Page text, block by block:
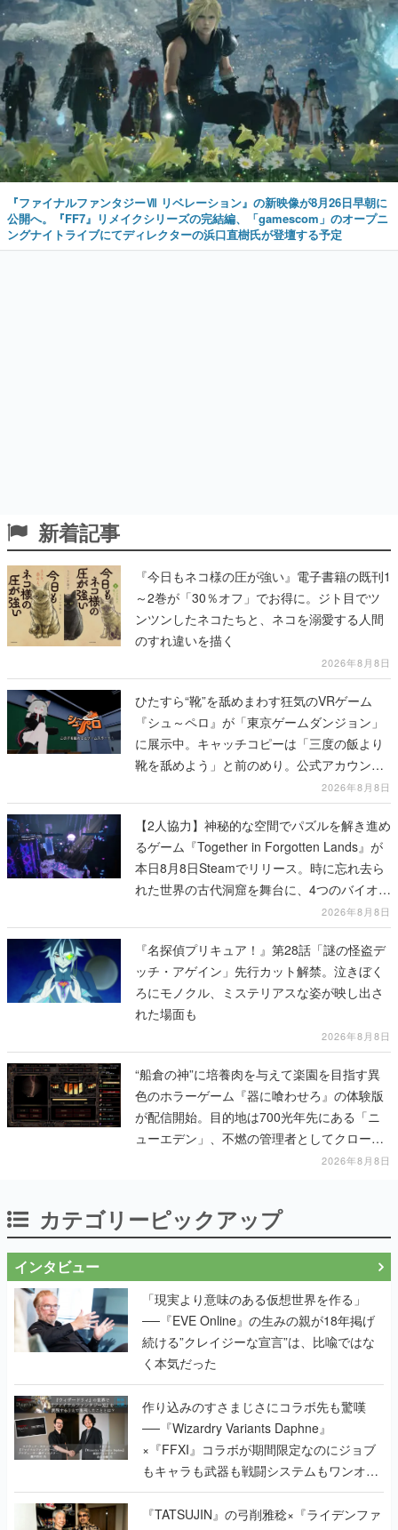
『ファイナルファンタジーⅦ リベレーション』の新映像が8月26日早朝に
公開へ。『FF7』リメイクシリーズの完結編、「gamescom」のオープニ
ングナイトライブにてディレクターの浜口直樹氏が登壇する予定
新着記事
『今日もネコ様の圧が強い』電子書籍の既刊1
～2巻が「30％オフ」でお得に。ジト目でツ
ンツンしたネコたちと、ネコを溺愛する人間
のすれ違いを描く
2026年8月8日
ひたすら“靴”を舐めまわす狂気のVRゲーム
『シュ～ペロ』が「東京ゲームダンジョン」
に展示中。キャッチコピーは「三度の飯より
靴を舐めよう」と前のめり。公式アカウント
も開設され、2026年リリースに向けて開発中
2026年8月8日
【2人協力】神秘的な空間でパズルを解き進め
るゲーム『Together in Forgotten Lands』が
本日8月8日Steamでリリース。時に忘れ去ら
れた世界の古代洞窟を舞台に、4つのバイオー
2026年8月8日
『名探偵プリキュア！』第28話「謎の怪盗デ
ッチ・アゲイン」先行カット解禁。泣きぼく
ろにモノクル、ミステリアスな姿が映し出さ
れた場面も
2026年8月8日
“船倉の神”に培養肉を与えて楽園を目指す異
色のホラーゲーム『器に喰わせろ』の体験版
が配信開始。目的地は700光年先にある「ニ
ューエデン」、不燃の管理者としてクローン
人間を増やし、加工して神に捧げる2026年8月8日
カテゴリーピックアップ
インタビュー
「現実より意味のある仮想世界を作る」
──『EVE Online』の生みの親が18年掲げ
続ける”クレイジーな宣言”は、比喩ではな
く本気だった
作り込みのすさまじさにコラボ先も驚嘆
──『Wizardry Variants Daphne』
×『FFXI』コラボが期間限定なのにジョブ
もキャラも武器も戦闘システムもワンオフ
で作り込まれた理由を両ディレクターに聞
く
『TATSUJIN』の弓削雅稔×『ライデンファ